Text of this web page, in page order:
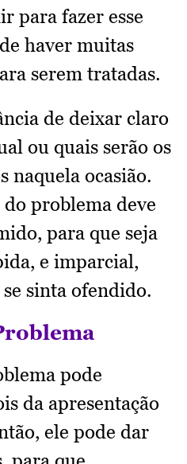
para fazer esse
haver muitas
serem tratadas.
de deixar claro
ou quais serão os
naquela ocasião.
do problema deve
para que seja
e imparcial,
sinta ofendido.
pode
da apresentação
ele pode dar